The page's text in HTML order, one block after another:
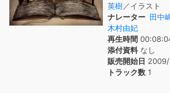
英樹／イラスト
ナレーター 田中
木村由妃
再生時間
添付資料なし
販売開始日
トラック数 1